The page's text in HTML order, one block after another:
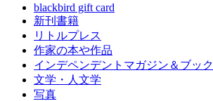
blackbird gift card
新刊書籍
リトルプレス
作家の本や作品
インデペンデントマガジン＆ブック
文学・人文学
写真